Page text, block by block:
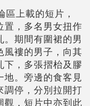
上載的短片，
置，多名男女扭作
期間有圍裙的男
風褸的男子，向其
下，多張摺枱及膠
地。旁邊的食客見
調停，分別拉開打
觀，短片中亦到此